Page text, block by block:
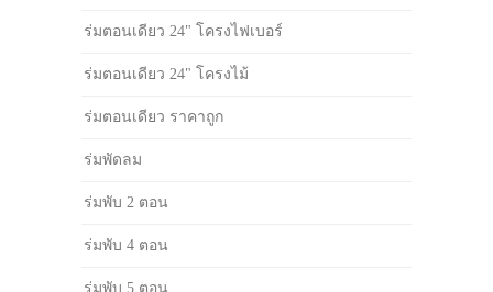
ร่มตอนเดียว 24" โครงไฟเบอร์
ร่มตอนเดียว 24" โครงไม้
ร่มตอนเดียว ราคาถูก
ร่มพัดลม
ร่มพับ 2 ตอน
ร่มพับ 4 ตอน
ร่มพับ 5 ตอน